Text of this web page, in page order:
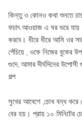
কিন্তু ও কোনও কথা শুনতে
ফচাৎ আওয়াজ এ ঘর ভরে
করবে। ধীরে ধীরে আমি ওর
পেঁচিয়ে , ওকে নিজের বুকের
গুদে, আমার দীর্ঘদিনের
গল্প
সুখের আবেশে ,চোখ বন্ধ
বের হয়। প্রায় ১০ মিনিটের